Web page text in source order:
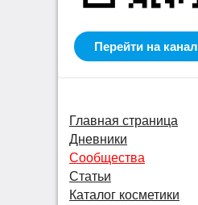
Перейти на канал
Главная страница
Дневники
Сообщества
Статьи
Каталог косметики